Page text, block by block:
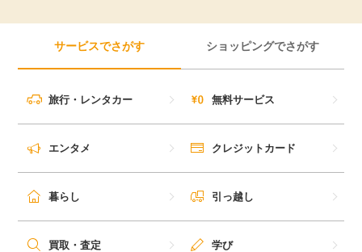
サービスでさがす ショッピングでさがす
旅行・レンタカー 無料サービス
エンタメ クレジットカード
暮らし 引っ越し
買取・査定 学び